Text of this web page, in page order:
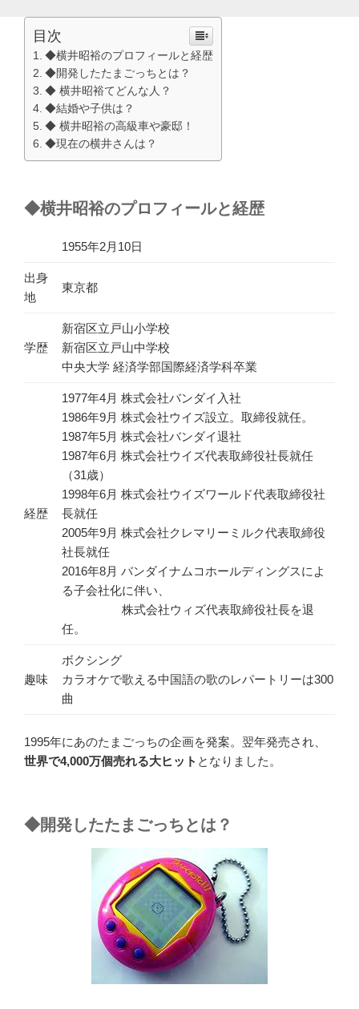
目次
◆横井昭裕のプロフィールと経歴
◆開発したたまごっちとは？
◆ 横井昭裕てどんな人？
◆結婚や子供は？
◆ 横井昭裕の高級車や豪邸！
◆現在の横井さんは？
◆横井昭裕のプロフィールと経歴
1955年2月10日
出身
地
東京都
学歴
新宿区立戸山小学校
新宿区立戸山中学校
中央大学 経済学部国際経済学科卒業
経歴
1977年4月 株式会社バンダイ入社
1986年9月 株式会社ウイズ設立。取締役就任。
1987年5月 株式会社バンダイ退社
1987年6月 株式会社ウイズ代表取締役社長就任
（31歳）
1998年6月 株式会社ウイズワールド代表取締役社
長就任
2005年9月 株式会社クレマリーミルク代表取締役
社長就任
2016年8月 バンダイナムコホールディングスによ
る子会社化に伴い、
株式会社ウィズ代表取締役社長を退
任。
趣味
ボクシング
カラオケで歌える中国語の歌のレパートリーは300
曲
1995年にあのたまごっちの企画を発案。翌年発売され、
世界で4,000万個売れる大ヒット となりました。
◆開発したたまごっちとは？